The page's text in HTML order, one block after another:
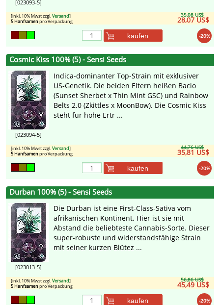
[023093-5]
35,08 US$
28,07 US$
[inkl. 10% Mwst zzgl.Versand]
5 Hanfsamenpro Verpackung
-20%
kaufen
Cosmic Kiss 100% (5) - Sensi Seeds
[023094-5]
Indica-dominanter Top-Strain mit exklusiver
US-Genetik. Die beiden Eltern heißen Bacio
(Sunset Sherbet x Thin Mint GSC) und Rainbow
Belts 2.0 (Zkittles x MoonBow). Die Cosmic Kiss
steht für hohe Ertr ...
44,76 US$
35,81 US$
[inkl. 10% Mwst zzgl.Versand]
5 Hanfsamenpro Verpackung
-20%
kaufen
Durban 100% (5) - Sensi Seeds
[023013-5]
Die Durban ist eine First-Class-Sativa vom
afrikanischen Kontinent. Hier ist sie mit
Abstand die beliebteste Cannabis-Sorte. Dieser
super-robuste und widerstandsfähige Strain
mit seiner kurzen Blütez ...
56,86 US$
45,49 US$
[inkl. 10% Mwst zzgl.Versand]
5 Hanfsamenpro Verpackung
-20%
kaufen